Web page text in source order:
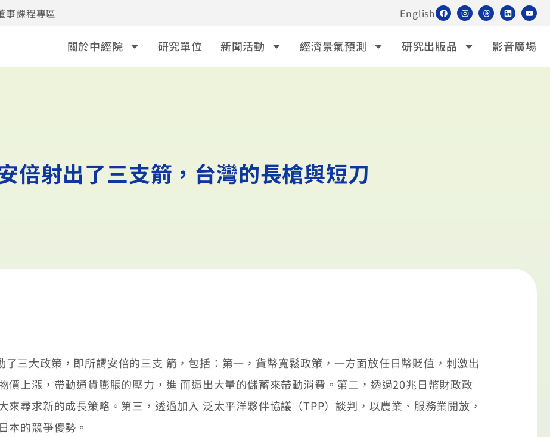
事課程專區 English
關於中經院 研究單位 新聞活動 經濟景氣預測 研究出版品 影音廣場
倍射出了三支箭，台灣的長槍與短刀
大政策，即所謂安倍的三支 箭，包括：第一，貨幣寬鬆政策，一方面放任日幣貶值，刺激出
價上漲，帶動通貨膨脹的壓力，進 而逼出大量的儲蓄來帶動消費。第二，透過20兆日幣財政政
來尋求新的成長策略。第三，透過加入 泛太平洋夥伴協議（TPP）談判，以農業、服務業開放，
本的競爭優勢。